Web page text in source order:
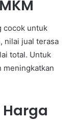
cocok untuk
nilai jual terasa
total. Untuk
meningkatkan